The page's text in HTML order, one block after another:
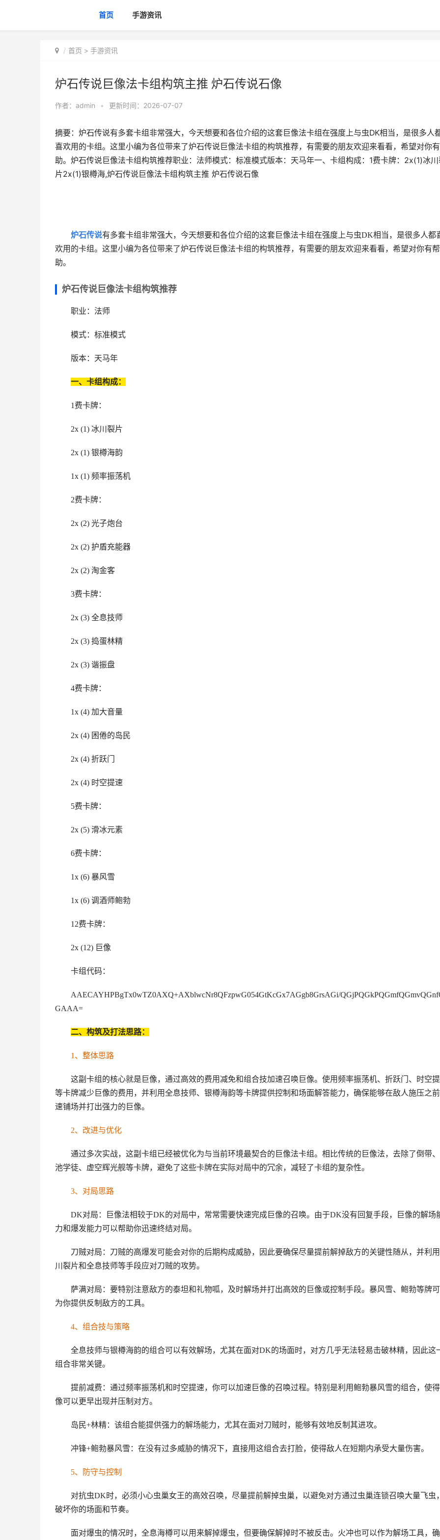
首页 手游资讯
首页 > 手游资讯
炉石传说巨像法卡组构筑主推 炉石传说石像
作者： admin • 更新时间：2026-07-07
摘要：炉石传说有多套卡组非常强大，今天想要和各位介绍的这套巨像法卡组在强度上与虫DK相当，是很多人
喜欢用的卡组。这里小编为各位带来了炉石传说巨像法卡组的构筑推荐，有需要的朋友欢迎来看看，希望对你
助。炉石传说巨像法卡组构筑推荐职业：法师模式：标准模式版本：天马年一、卡组构成：1费卡牌：2x(1)冰
片2x(1)银樽海,炉石传说巨像法卡组构筑主推 炉石传说石像
炉石传说有多套卡组非常强大，今天想要和各位介绍的这套巨像法卡组在强度上与虫DK相当，是很多人都
欢用的卡组。这里小编为各位带来了炉石传说巨像法卡组的构筑推荐，有需要的朋友欢迎来看看，希望对你有帮
助。
炉石传说巨像法卡组构筑推荐
职业：法师
模式：标准模式
版本：天马年
一、卡组构成：
1费卡牌：
2x (1) 冰川裂片
2x (1) 银樽海韵
1x (1) 频率振荡机
2费卡牌：
2x (2) 光子炮台
2x (2) 护盾充能器
2x (2) 淘金客
3费卡牌：
2x (3) 全息技师
2x (3) 捣蛋林精
2x (3) 谐振盘
4费卡牌：
1x (4) 加大音量
2x (4) 困倦的岛民
2x (4) 折跃门
2x (4) 时空提速
5费卡牌：
2x (5) 滑冰元素
6费卡牌：
1x (6) 暴风雪
1x (6) 调酒师鲍勃
12费卡牌：
2x (12) 巨像
卡组代码：
AAECAYHPBgTx0wTZ0AXQ+AXblwcNr8QFzpwG054GtKcGx7AGgb8GrsAGi/
GAAA=
二、构筑及打法思路：
1、整体思路
这副卡组的核心就是巨像，通过高效的费用减免和组合技加速召唤巨像。使用频率振荡机、折跃门、时空
等卡牌减少巨像的费用，并利用全息技师、银樽海韵等卡牌提供控制和场面解答能力，确保能够在敌人施压之
速铺场并打出强力的巨像。
2、改进与优化
通过多次实战，这副卡组已经被优化为与当前环境最契合的巨像法卡组。相比传统的巨像法，去除了倒带
池学徒、虚空辉光舰等卡牌，避免了这些卡牌在实际对局中的冗余，减轻了卡组的复杂性。
3、对局思路
DK对局：巨像法相较于DK的对局中，常常需要快速完成巨像的召唤。由于DK没有回复手段，巨像的解场
力和爆发能力可以帮助你迅速终结对局。
刀贼对局：刀贼的高爆发可能会对你的后期构成威胁，因此要确保尽量提前解掉敌方的关键性随从，并利
川裂片和全息技师等手段应对刀贼的攻势。
萨满对局：要特别注意敌方的泰坦和礼物呱，及时解场并打出高效的巨像或控制手段。暴风雪、鲍勃等牌
为你提供反制敌方的工具。
4、组合技与策略
全息技师与银樽海韵的组合可以有效解场，尤其在面对DK的场面时，对方几乎无法轻易击破林精，因此这
组合非常关键。
提前减费：通过频率振荡机和时空提速，你可以加速巨像的召唤过程。特别是利用鲍勃暴风雪的组合，使
像可以更早出现并压制对方。
岛民+林精：该组合能提供强力的解场能力，尤其在面对刀贼时，能够有效地反制其进攻。
冲锋+鲍勃暴风雪：在没有过多威胁的情况下，直接用这组合去打脸，使得敌人在短期内承受大量伤害。
5、防守与控制
对抗虫DK时，必须小心虫巢女王的高效召唤，尽量提前解掉虫巢，以避免对方通过虫巢连锁召唤大量飞虫，
破坏你的场面和节奏。
面对爆虫的情况时，全息海樽可以用来解掉爆虫，但要确保解掉时不被反击。火冲也可以作为解场工具，